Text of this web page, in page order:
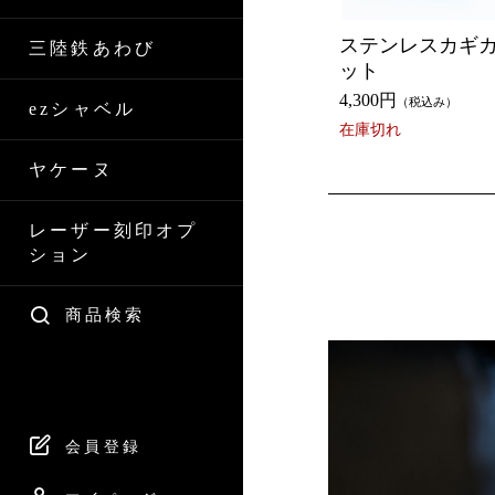
三陸鉄あわび
ezシャベル
ヤケーヌ
レーザー刻印オプ
ション
商品検索
会員登録
ステンレスカギ
ット
4,300円 （税込み）
在庫切れ